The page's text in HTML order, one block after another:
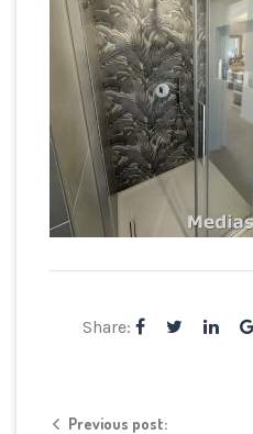
Share:
Previous post: